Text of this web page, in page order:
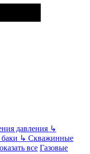
давления ↳
↳ Скважинные
все Газовые